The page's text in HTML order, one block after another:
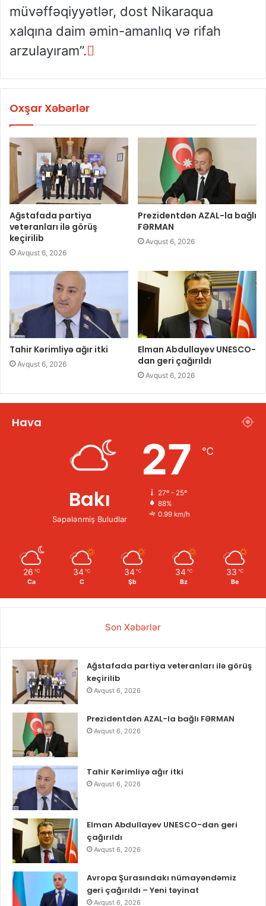
müvəffəqiyyətlər, dost Nikaraqua
xalqına daim əmin-amanlıq və rifah
arzulayıram”.
Oxşar Xəbərlər
Ağstafada partiya
veteranları ilə görüş
keçirilib
Avqust 6, 2026
Prezidentdən AZAL-la bağlı
FƏRMAN
Avqust 6, 2026
Tahir Kərimliyə ağır itki
Avqust 6, 2026
Elman Abdullayev UNESCO-
dan geri çağırıldı
Avqust 6, 2026
Hava
Bakı
Səpələnmiş Buludlar
27 ℃
27º - 25º
88%
0.99 km/h
26 ℃
Ca
34 ℃
C
34 ℃
Şb
34 ℃
Bz
33 ℃
Be
Son Xəbərlər
Ağstafada partiya veteranları ilə görüş
keçirilib
Avqust 6, 2026
Prezidentdən AZAL-la bağlı FƏRMAN
Avqust 6, 2026
Tahir Kərimliyə ağır itki
Avqust 6, 2026
Elman Abdullayev UNESCO-dan geri
çağırıldı
Avqust 6, 2026
Avropa Şurasındakı nümayəndəmiz
geri çağırıldı – Yeni təyinat
Avqust 6, 2026